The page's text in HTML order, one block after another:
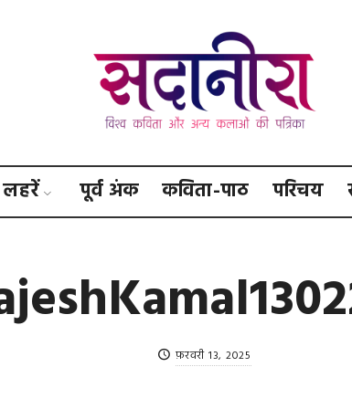
लहरें पूर्व अंक कविता-पाठ परिचय
फ़रवरी 13, 2025